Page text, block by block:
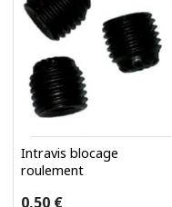
Intravis blocage
roulement
0,50 €